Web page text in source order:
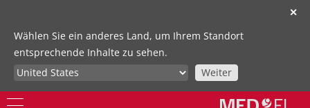
✕
Wählen Sie ein anderes Land, um Ihrem Standort
entsprechende Inhalte zu sehen.
Weiter